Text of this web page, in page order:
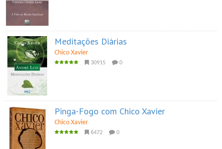
Meditações Diárias
Chico Xavier
30915 0
Pinga-Fogo com Chico Xavier
Chico Xavier
6472 0